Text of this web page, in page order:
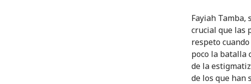
Fayiah Tamba,
crucial que las
respeto
poco la batalla
de la
de los que han